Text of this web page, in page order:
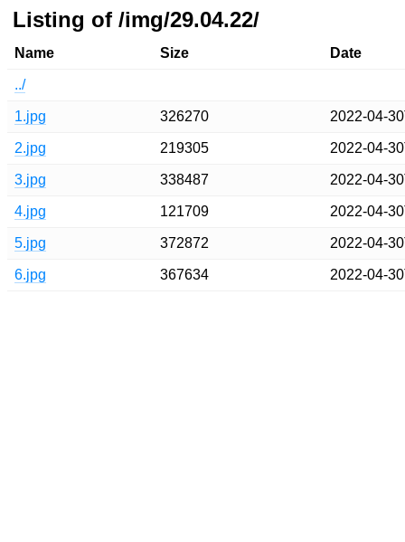
Listing of /img/29.04.22/
Name Size Date
../
1.jpg 326270 2022-04-
2.jpg 219305 2022-04-
3.jpg 338487 2022-04-
4.jpg 121709 2022-04-
5.jpg 372872 2022-04-
6.jpg 367634 2022-04-